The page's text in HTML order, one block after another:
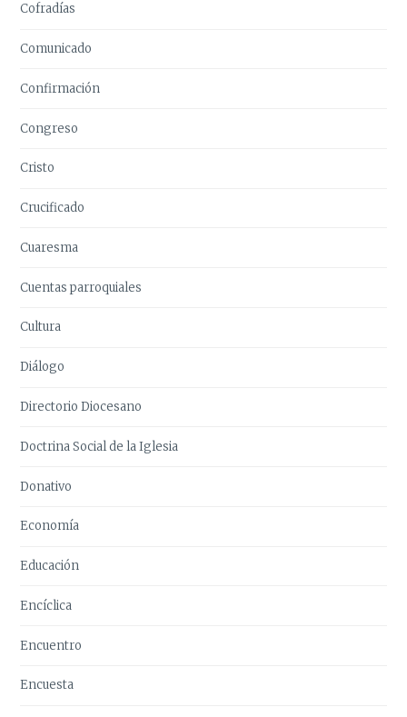
Cofradías
Comunicado
Confirmación
Congreso
Cristo
Crucificado
Cuaresma
Cuentas parroquiales
Cultura
Diálogo
Directorio Diocesano
Doctrina Social de la Iglesia
Donativo
Economía
Educación
Encíclica
Encuentro
Encuesta